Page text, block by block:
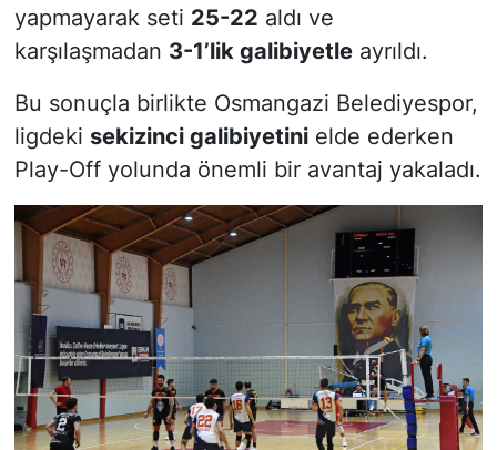
yapmayarak seti 25-22 aldı ve
karşılaşmadan 3-1’lik galibiyetleayrıldı.
Bu sonuçla birlikte Osmangazi Belediyespor,
ligdeki sekizinci galibiyetinielde ederken
Play-Off yolunda önemli bir avantaj yakaladı.